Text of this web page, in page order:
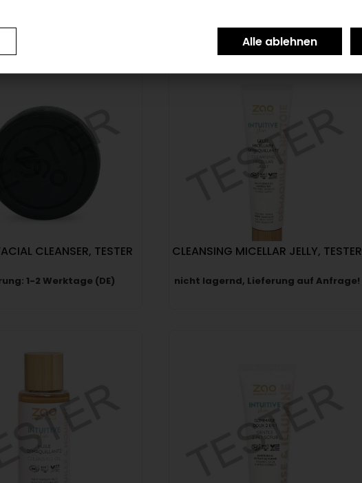
Artikel pro Seite:
CLEANSER, TESTER
1-2 Werktage (DE)
CLEANSING MICELLAR JELLY, TESTER
nicht lagernd, Lieferung auf Anfrage!